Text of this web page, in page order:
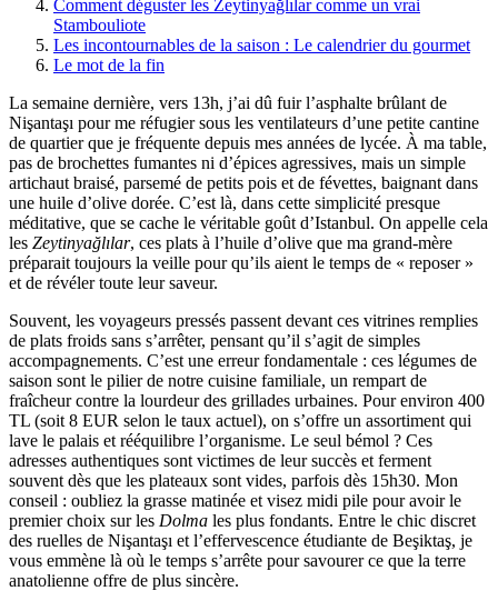
Comment déguster les Zeytinyağlılar comme un vrai
Stambouliote
Les incontournables de la saison : Le calendrier du gourmet
Le mot de la fin
La semaine dernière, vers 13h, j’ai dû fuir l’asphalte brûlant de
Nişantaşı pour me réfugier sous les ventilateurs d’une petite cantine
de quartier que je fréquente depuis mes années de lycée. À ma table,
pas de brochettes fumantes ni d’épices agressives, mais un simple
artichaut braisé, parsemé de petits pois et de févettes, baignant dans
une huile d’olive dorée. C’est là, dans cette simplicité presque
méditative, que se cache le véritable goût d’Istanbul. On appelle cela
les Zeytinyağlılar, ces plats à l’huile d’olive que ma grand-mère
préparait toujours la veille pour qu’ils aient le temps de « reposer »
et de révéler toute leur saveur.
Souvent, les voyageurs pressés passent devant ces vitrines remplies
de plats froids sans s’arrêter, pensant qu’il s’agit de simples
accompagnements. C’est une erreur fondamentale : ces légumes de
saison sont le pilier de notre cuisine familiale, un rempart de
fraîcheur contre la lourdeur des grillades urbaines. Pour environ 400
TL (soit 8 EUR selon le taux actuel), on s’offre un assortiment qui
lave le palais et rééquilibre l’organisme. Le seul bémol ? Ces
adresses authentiques sont victimes de leur succès et ferment
souvent dès que les plateaux sont vides, parfois dès 15h30. Mon
conseil : oubliez la grasse matinée et visez midi pile pour avoir le
premier choix sur les Dolma les plus fondants. Entre le chic discret
des ruelles de Nişantaşı et l’effervescence étudiante de Beşiktaş, je
vous emmène là où le temps s’arrête pour savourer ce que la terre
anatolienne offre de plus sincère.